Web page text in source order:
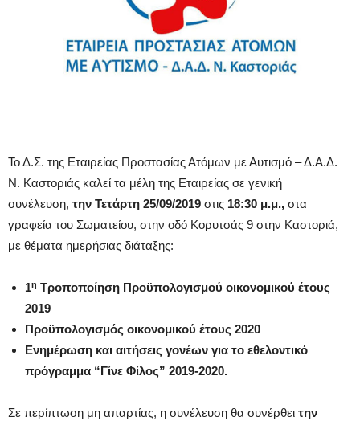
Το Δ.Σ. της Εταιρείας Προστασίας Ατόμων με Αυτισμό – Δ.Α.Δ.
Ν. Καστοριάς καλεί τα μέλη της Εταιρείας σε γενική
συνέλευση, την Τετάρτη 25/09/2019 στις 18:30 μ.μ., στα
γραφεία του Σωματείου, στην οδό Κορυτσάς 9 στην Καστοριά,
με θέματα ημερήσιας διάταξης:
1η Τροποποίηση Προϋπολογισμού οικονομικού έτους
2019
Προϋπολογισμός οικονομικού έτους 2020
Ενημέρωση και αιτήσεις γονέων για το εθελοντικό
πρόγραμμα “Γίνε Φίλος” 2019-2020.
Σε περίπτωση μη απαρτίας, η συνέλευση θα συνέρθει την